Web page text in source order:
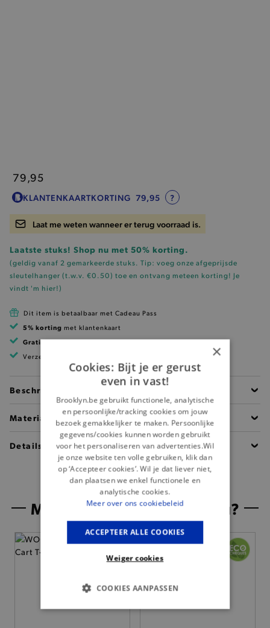
79,95
KLANTENKAARTKORTING 79,95 ?
Laat me weten wanneer er terug voorraad is.
Laatste stuks! Shop nu met 50% korting.
(geldig vanaf 2 gemarkeerde stuks. Tip: voeg onze afgeprijsde
sleutelhanger (t.w.v. €0.50) toe en ontvang meteen korting! Je
vindt 'm hier!)
Dit item is betaalbaar met Cadeau Pass
5% korting met klantenkaart
Gratis verzendingvanaf 99 EUR
Verzending binnen 1 à 2 werkdagen
Beschrijving
Materiaal
Details
Misschien is dit iets voor jou?
×
Cookies: Bijt je er gerust
even in vast!
Brooklyn.be gebruikt functionele, analytische
en persoonlijke/tracking cookies om jouw
bezoek gemakkelijker te maken. Persoonlijke
gegevens/cookies kunnen worden gebruikt
voor het personaliseren van advertenties.Wil
je onze website ten volle gebruiken, klik dan
op ‘Accepteer cookies’. Wil je dat liever niet,
dan plaatsen we enkel functionele en
analytische cookies.
Meer over ons cookiebeleid
ACCEPTEER ALLE COOKIES
Weiger cookies
COOKIES AANPASSEN
BASIS COOKIES